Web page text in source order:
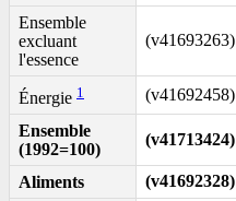
Ensemble
excluant
l'essence
(v41693263)
Énergie 1 (v41692458)
Ensemble
(1992=100)
(v41713424)
Aliments (v41692328)